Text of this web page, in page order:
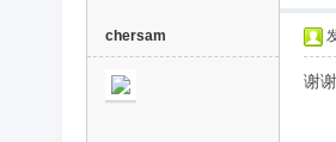
chersam
谢